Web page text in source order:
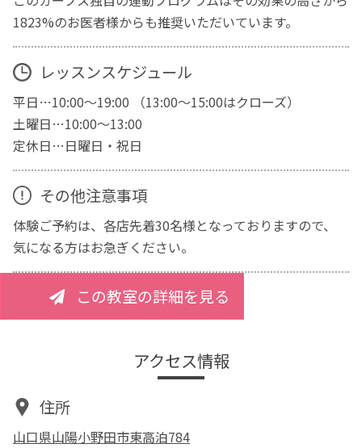
1823%のお医者様からも推奨いただいています。
レッスンスケジュール
平日…10:00～19:00 （13:00～15:00はクローズ）
土曜日…10:00～13:00
定休日…日曜日・祝日
その他注意事項
体験ご予約は、各店先着30名様となっておりますので、
気になる方はお急ぎください。
この教室の詳細を見る
アクセス情報
住所
山口県山陽小野田市東高泊784